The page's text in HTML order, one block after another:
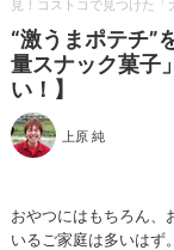
見！コストコで見つけた「
“激うまポテチ”
量スナック菓子
い！】
上原 純
おやつにはもちろん、
いるご家庭は多いはず